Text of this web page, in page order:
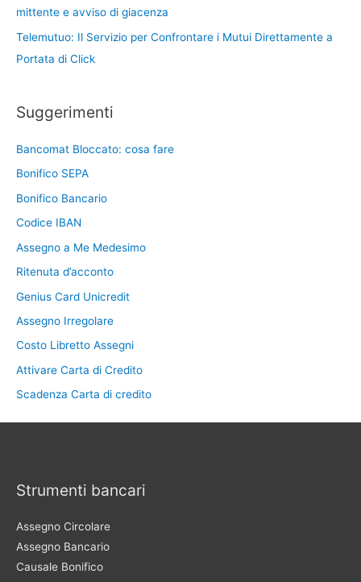
mittente e avviso di giacenza
Telemutuo: Il Servizio per Confrontare i Mutui Direttamente a
Portata di Click
Suggerimenti
Bancomat Bloccato: cosa fare
Bonifico SEPA
Bonifico Bancario
Codice IBAN
Assegno a Me Medesimo
Ritenuta d’acconto
Genius Card Unicredit
Assegno Irregolare
Costo Libretto Assegni
Attivare Carta di Credito
Scadenza Carta di credito
Strumenti bancari
Assegno Circolare
Assegno Bancario
Causale Bonifico